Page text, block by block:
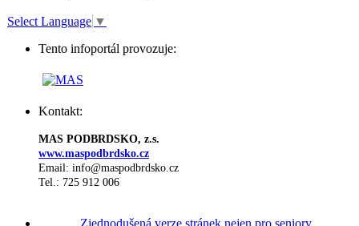
Select Language ▼
Tento infoportál provozuje:
Kontakt:
MAS PODBRDSKO, z.s.
www.maspodbrdsko.cz
Email: info@maspodbrdsko.cz
Tel.: 725 912 006